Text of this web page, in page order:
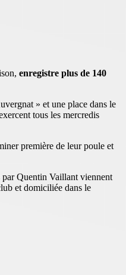
enregistre plus de 140
» et une place dans le
tous les mercredis
première de leur poule et
par Quentin Vaillant viennent
et domiciliée dans le